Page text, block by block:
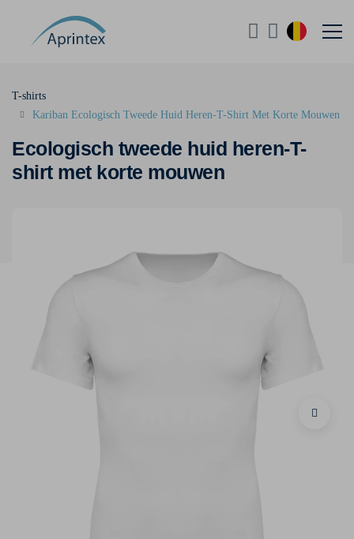
Ecologisch tweede huid heren-T-
shirt met korte mouwen
T-shirts
Kariban Ecologisch Tweede Huid Heren-T-Shirt Met Korte Mouwen